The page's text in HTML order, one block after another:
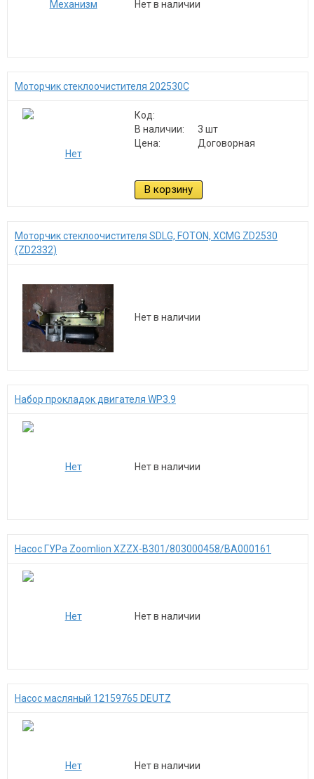
Нет в наличии
Моторчик стеклоочистителя 202530С
Код:
В наличии:
3 шт
Цена:
Договорная
В корзину
Моторчик стеклоочистителя SDLG, FOTON, XCMG ZD2530
(ZD2332)
Нет в наличии
Набор прокладок двигателя WP3.9
Нет в наличии
Насос ГУРа Zoomlion XZZX-B301/803000458/BA000161
Нет в наличии
Насос масляный 12159765 DEUTZ
Нет в наличии